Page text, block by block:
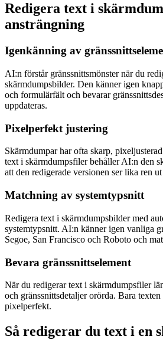
Redigera text i
ansträngning
Igenkänning av
AI:n förstår gränssnittsmönster när du
skärmdumpsbilder. Den känner igen
och formulärfält och bevarar
uppdateras.
Pixelperfekt justering
Skärmdumpar har ofta skarp,
text i skärmdumpsfiler behåller AI:n den
att den redigerade versionen ser lika ren
Matchning av systemtypsnitt
Redigera text i skärmdumpsbilder med
systemtypsnitt. AI:n känner igen vanliga
Segoe, San Francisco och Roboto och
Bevara gränssnittselement
När du redigerar text i skärmdumpsfiler
och gränssnittsdetaljer orörda. Bara
pixelperfekt.
Så redigerar du text i en